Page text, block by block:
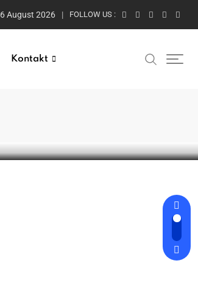
6 August 2026 FOLLOW US :
Kontakt